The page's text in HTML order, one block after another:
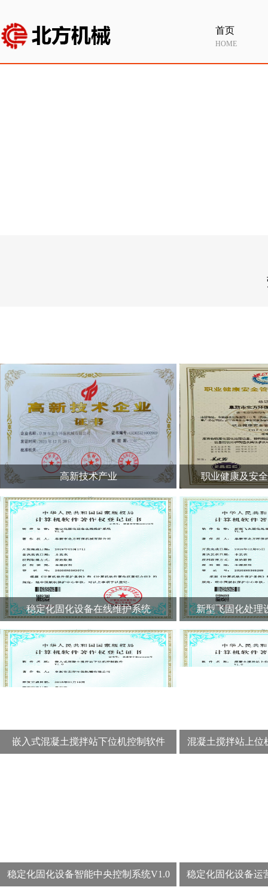
首页
HOME
高新技术产业 职业健康及安
稳定化固化设备在线维护系统 新型飞固化处理
嵌入式混凝土搅拌站下位机控制软件 混凝土搅拌站上位
稳定化固化设备智能中央控制系统V1.0 稳定化固化设备运